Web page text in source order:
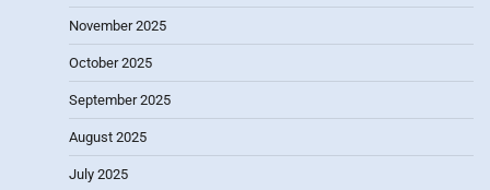
November 2025
October 2025
September 2025
August 2025
July 2025